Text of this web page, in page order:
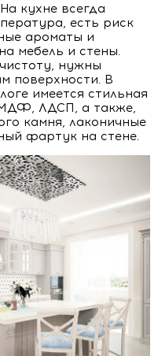
кухне всегда
есть риск
ароматы и
мебель и стены.
нужны
поверхности. В
имеется стильная
МДФ, ЛДСП, а также,
камня, лаконичные
фартук на стене.